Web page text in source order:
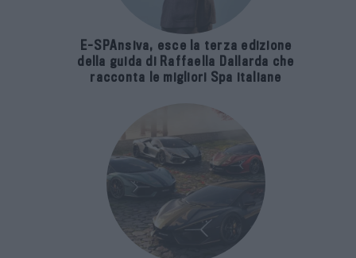
E-SPAnsiva, esce la terza edizione
della guida di Raffaella Dallarda che
racconta le migliori Spa italiane